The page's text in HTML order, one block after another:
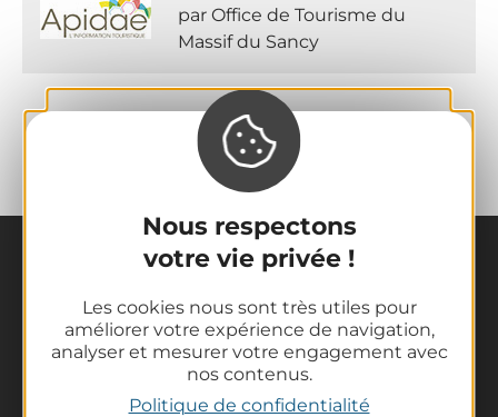
Nous respectons
votre vie privée !
Les cookies nous sont très utiles pour
améliorer votre expérience de navigation,
analyser et mesurer votre engagement avec
nos contenus.
Politique de confidentialité
par Office de Tourisme du
Massif du Sancy
La destination